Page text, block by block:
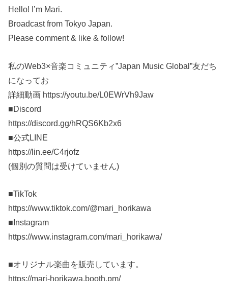
Hello! I’m Mari.
Broadcast from Tokyo Japan.
Please comment & like & follow!
私のWeb3×音楽コミュニティ”Japan Music Global”友だち
になってお
詳細動画 https://youtu.be/L0EWrVh9Jaw
■Discord
https://discord.gg/hRQS6Kb2x6
■公式LINE
https://lin.ee/C4rjofz
(個別の質問は受けていません)
■TikTok
https://www.tiktok.com/@mari_horikawa
■Instagram
https://www.instagram.com/mari_horikawa/
■オリジナル楽曲を販売しています。
https://mari-horikawa.booth.pm/